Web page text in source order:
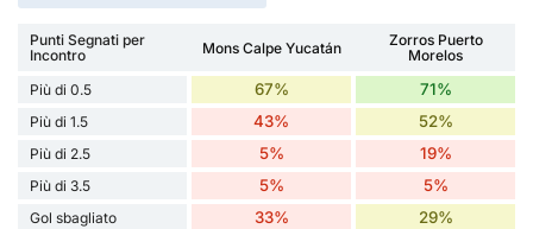
Punti Segnati per
Incontro
Mons Calpe Yucatán
Zorros Puerto
Morelos
Più di 0.5
67% 71%
Più di 1.5 43% 52%
Più di 2.5 5% 19%
Più di 3.5 5% 5%
Gol sbagliato 33% 29%